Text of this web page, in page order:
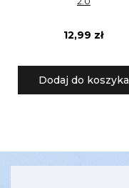
12,99 zł
Dodaj do koszyka